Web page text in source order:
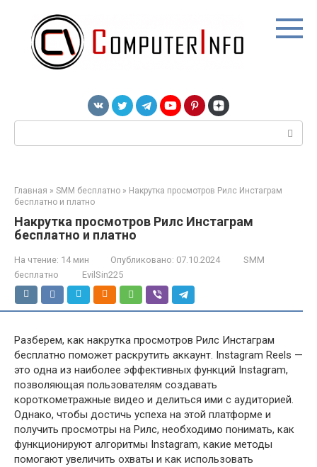
контенту
Главная » SMM бесплатно » Накрутка просмотров Рилс Инстаграм
бесплатно и платно
Накрутка просмотров Рилс Инстаграм
бесплатно и платно
На чтение: 14 мин Опубликовано: 07.10.2024
SMM
бесплатно
EvilSin225
Разберем, как накрутка просмотров Рилс Инстаграм
бесплатно поможет раскрутить аккаунт. Instagram Reels —
это одна из наиболее эффективных функций Instagram,
позволяющая пользователям создавать
короткометражные видео и делиться ими с аудиторией.
Однако, чтобы достичь успеха на этой платформе и
получить просмотры на Рилс, необходимо понимать, как
функционируют алгоритмы Instagram, какие методы
помогают увеличить охваты и как использовать